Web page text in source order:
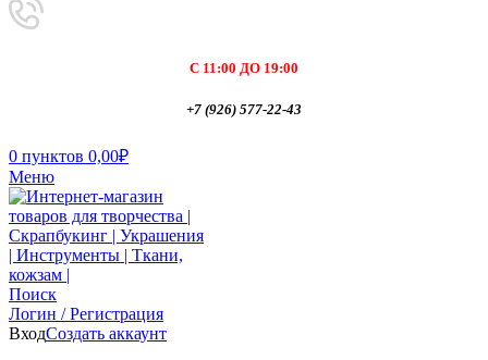
С 11:00 ДО 19:00
+7 (926) 577-22-43
0 пунктов 0,00₽
Меню
Поиск
Логин / Регистрация
ВходСоздать аккаунт